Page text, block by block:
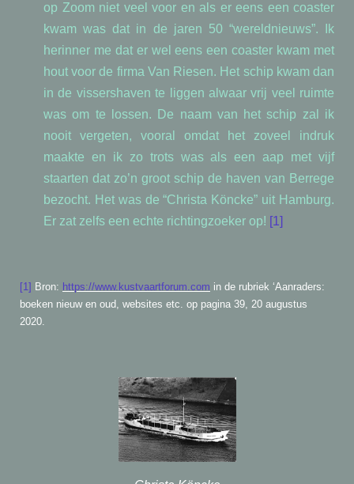
op Zoom niet veel voor en als er eens een coaster
kwam was dat in de jaren 50 “wereldnieuws”. Ik
herinner me dat er wel eens een coaster kwam met
hout voor de firma Van Riesen. Het schip kwam dan
in de vissershaven te liggen alwaar vrij veel ruimte
was om te lossen. De naam van het schip zal ik
nooit vergeten, vooral omdat het zoveel indruk
maakte en ik zo trots was als een aap met vijf
staarten dat zo’n groot schip de haven van Berrege
bezocht. Het was de “Christa Köncke” uit Hamburg.
Er zat zelfs een echte richtingzoeker op! [1]
[1] Bron: https://www.kustvaartforum.com in de rubriek ‘Aanraders:
boeken nieuw en oud, websites etc. op pagina 39, 20 augustus
2020.